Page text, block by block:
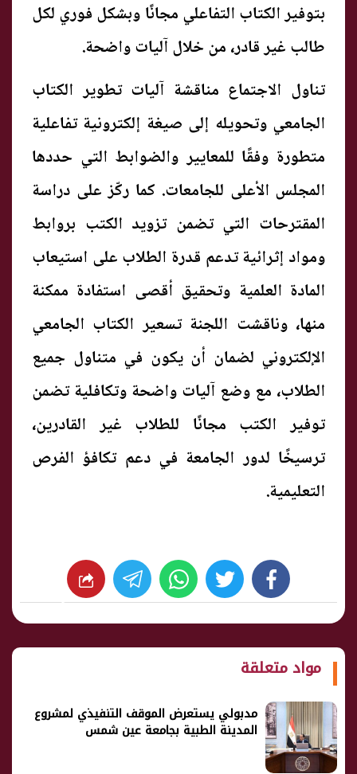
بتوفير الكتاب التفاعلي مجانًا وبشكل فوري لكل
طالب غير قادر، من خلال آليات واضحة.
تناول الاجتماع مناقشة آليات تطوير الكتاب
الجامعي وتحويله إلى صيغة إلكترونية تفاعلية
متطورة وفقًا للمعايير والضوابط التي حددها
المجلس الأعلى للجامعات. كما ركّز على دراسة
المقترحات التي تضمن تزويد الكتب بروابط
ومواد إثرائية تدعم قدرة الطلاب على استيعاب
المادة العلمية وتحقيق أقصى استفادة ممكنة
منها، وناقشت اللجنة تسعير الكتاب الجامعي
الإلكتروني لضمان أن يكون في متناول جميع
الطلاب، مع وضع آليات واضحة وتكافلية تضمن
توفير الكتب مجانًا للطلاب غير القادرين،
ترسيخًا لدور الجامعة في دعم تكافؤ الفرص
التعليمية.
facebook
twitter
whats شارك
مواد متعلقة
مدبولي يستعرض الموقف التنفيذي لمشروع
المدينة الطبية بجامعة عين شمس